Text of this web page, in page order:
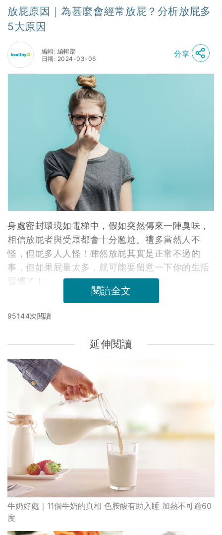
放屁原因｜為甚麼會經常放屁？分析放屁多
5大原因
編輯: 編輯部
日期: 2024-03-06
分享
身處密封環境如電梯中，假如突然傳來一陣臭味，
相信放屁者與受眾都會十分尷尬。禮多當然人不
怪，但屁多人人怪！雖然放屁其實是正常不過的
事，但如果屁量太多，就可能要留意一下你的生活
習慣了！
閱讀全文
95144次閱讀
延伸閱讀
牛奶好處｜11個牛奶的真相 色胺酸有助入睡 加熱不可逾60
度